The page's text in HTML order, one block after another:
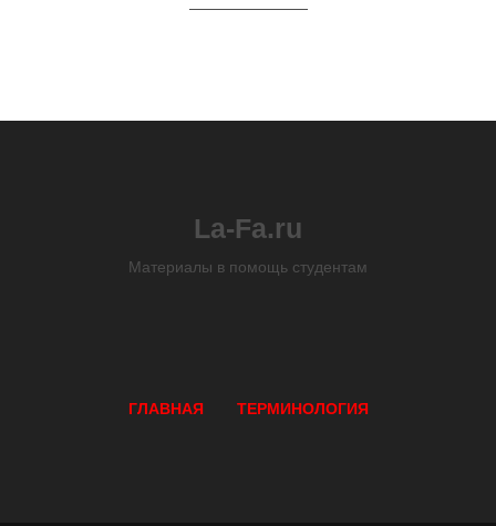
La-Fa.ru
Материалы в помощь студентам
ГЛАВНАЯ ТЕРМИНОЛОГИЯ